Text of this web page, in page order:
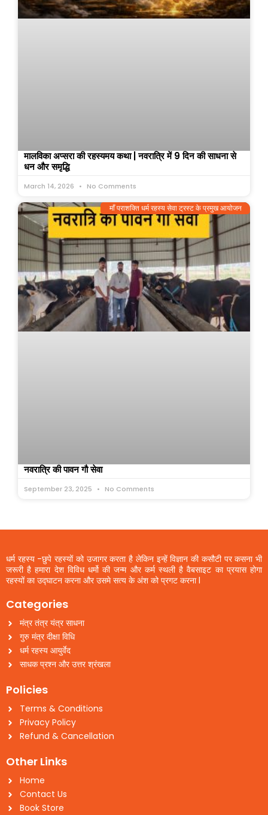
मालविका अप्सरा की रहस्यमय कथा | नवरात्रि में 9 दिन की साधना से
धन और समृद्धि
March 14, 2026 No Comments
माँ पराशक्ति धर्म रहस्य सेवा ट्रस्ट के प्रमुख आयोजन
नवरात्रि की पावन गौ सेवा
September 23, 2025 No Comments
धर्म रहस्य -छुपे रहस्यों को उजागर करता है लेकिन इन्हें विज्ञान की कसौटी पर कसना भी
जरूरी है हमारा देश विविध धर्मो की जन्म और कर्म स्थली है वैबसाइट का प्रयास होगा
रहस्यों का उद्घाटन करना और उसमे सत्य के अंश को प्रगट करना l
Categories
मंत्र तंत्र यंत्र साधना
गुरु मंत्र दीक्षा विधि
धर्म रहस्य आयुर्वेद
साधक प्रश्न और उत्तर श्रंखला
Policies
Terms & Conditions
Privacy Policy
Refund & Cancellation
Other Links
Home
Contact Us
Book Store